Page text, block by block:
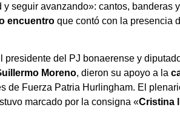
seguir avanzando»: cantos, banderas
encuentro que contó con la presencia
presidente del PJ bonaerense y
Moreno, dieron su apoyo a la
de Fuerza Patria Hurlingham. El
marcado por la consigna «Cristina